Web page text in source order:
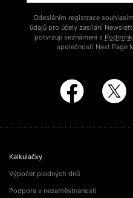
Odesláním registrace
údajů pro účely zasílání
potvrzuji seznámení s
společností Next Page
Kalkulačky
Výpočet plodných dnů
Podpora v nezaměstnanosti